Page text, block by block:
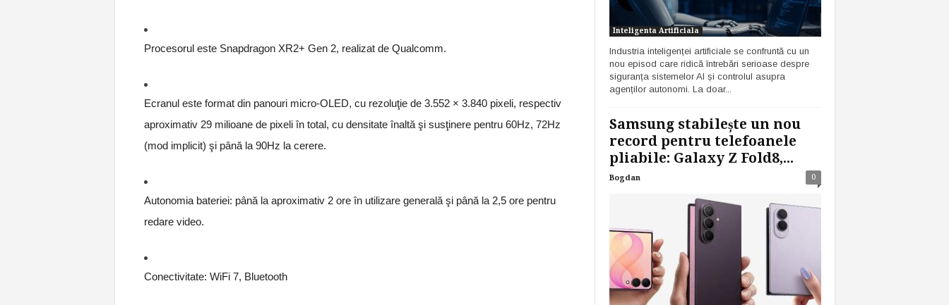
Procesorul este Snapdragon XR2+ Gen 2, realizat de Qualcomm.
Ecranul este format din panouri micro-OLED, cu rezoluţie de 3.552 × 3.840 pixeli, respectiv
aproximativ 29 milioane de pixeli în total, cu densitate înaltă şi susţinere pentru 60Hz, 72Hz
(mod implicit) şi până la 90Hz la cerere.
Autonomia bateriei: până la aproximativ 2 ore în utilizare generală şi până la 2,5 ore pentru
redare video.
Conectivitate: WiFi 7, Bluetooth
Inteligenta Artificiala
Industria inteligenței artificiale se confruntă cu un
nou episod care ridică întrebări serioase despre
siguranța sistemelor AI și controlul asupra
agenților autonomi. La doar...
Samsung stabilește un nou
record pentru telefoanele
pliabile: Galaxy Z Fold8,...
Bogdan 0